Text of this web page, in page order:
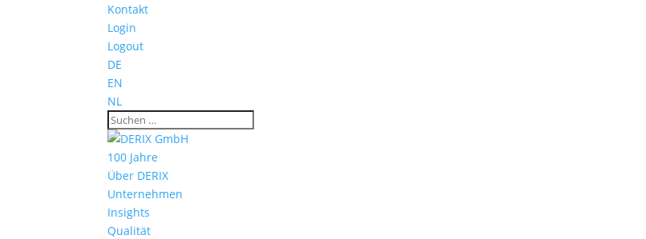
Kontakt
Login
Logout
DE
EN
NL
100 Jahre
Über DERIX
Unternehmen
Insights
Qualität